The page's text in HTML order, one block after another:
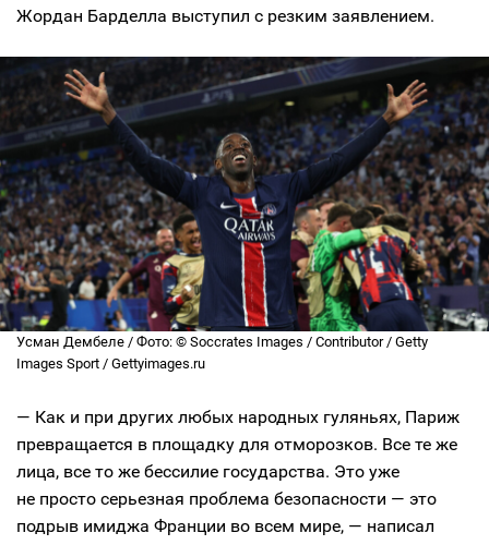
Жордан Барделла выступил с резким заявлением.
Усман Дембеле / Фото: © Soccrates Images / Contributor / Getty
Images Sport / Gettyimages.ru
— Как и при других любых народных гуляньях, Париж
превращается в площадку для отморозков. Все те же
лица, все то же бессилие государства. Это уже
не просто серьезная проблема безопасности — это
подрыв имиджа Франции во всем мире, — написал